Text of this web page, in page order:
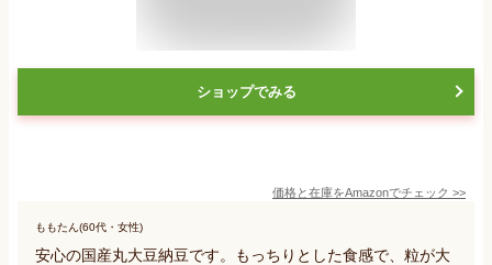
ショップでみる
価格と在庫をAmazonでチェック >>
ももたん(60代・女性)
安心の国産丸大豆納豆です。もっちりとした食感で、粒が大